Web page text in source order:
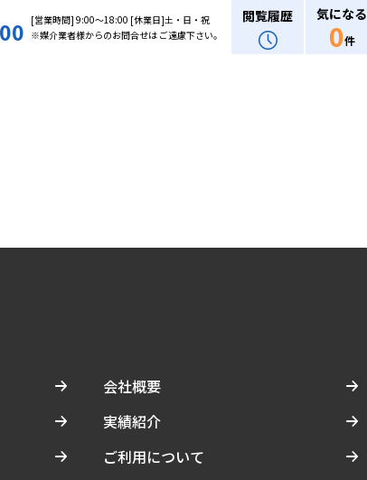
[営業時間] 9:00〜18:00 [休業日]土・日・祝
※媒介業者様からのお問合せは ご遠慮下さい。
閲覧履歴 気になる
0件
会社概要
実績紹介
ご利用について